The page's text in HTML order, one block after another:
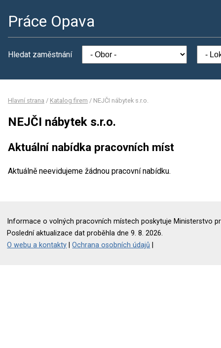
Práce Opava
Hledat zaměstnání
Hlavní strana / Katalog firem / NEJČI nábytek s.r.o.
NEJČI nábytek s.r.o.
Aktuální nabídka pracovních míst
Aktuálně neevidujeme žádnou pracovní nabídku.
Informace o volných pracovních místech poskytuje Ministerstvo
Poslední aktualizace dat proběhla dne 9. 8. 2026.
O webu a kontakty |Ochrana osobních údajů